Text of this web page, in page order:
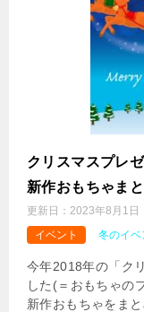
クリスマスプレ
新作おもちゃま
更新日： 2023年8月1日
イベント
冬のイベ
今年2018年の「ク
した(＝おもちゃの
新作おもちゃをま